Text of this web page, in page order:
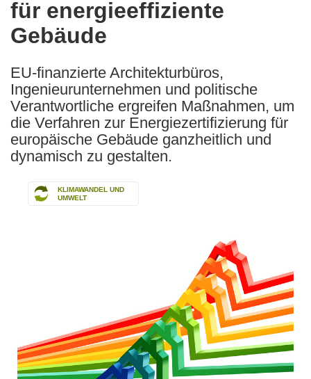
für energieeffiziente
Gebäude
EU-finanzierte Architekturbüros,
Ingenieurunternehmen und politische
Verantwortliche ergreifen Maßnahmen, um
die Verfahren zur Energiezertifizierung für
europäische Gebäude ganzheitlich und
dynamisch zu gestalten.
KLIMAWANDEL UND
UMWELT